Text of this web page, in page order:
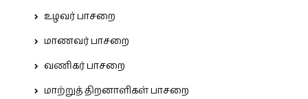
உழவர் பாசறை
மாணவர் பாசறை
வணிகர் பாசறை
மாற்றுத் திறனாளிகள் பாசறை